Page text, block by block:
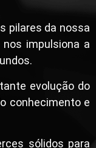
pilares da nossa
impulsiona a
evolução do
conhecimento e
sólidos para